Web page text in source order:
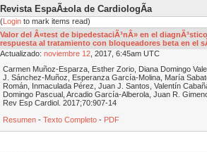
Revista EspaÃ±ola de CardiologÃ­a
(Login to mark items read)
Valor del Â«test de bipedestaciÃ³nÂ» en el
respuesta al tratamiento con bloqueadores beta en el
Actualizado: noviembre 12 , 2017, 6:45am UTC
Carmen Muñoz-Esparza, Esther Zorio, Diana Domingo
J. Sánchez-Muñoz, Esperanza García-Molina, María
Román, Inmaculada Pérez, Juan J. Santos, Valentín
Domingo Pascual, Arcadio García-Alberola, Juan R.
Rev Esp Cardiol. 2017;70:907-14
Resumen - Texto Completo - PDF